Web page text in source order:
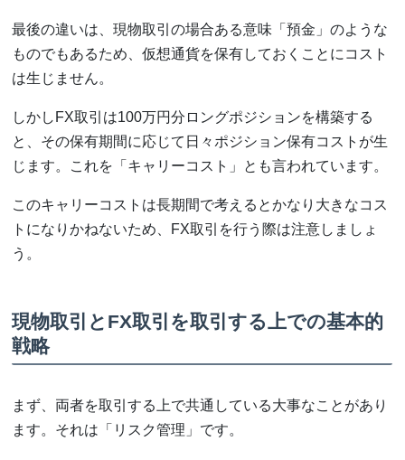
最後の違いは、現物取引の場合ある意味「預金」のような
ものでもあるため、仮想通貨を保有しておくことにコスト
は生じません。
しかしFX取引は100万円分ロングポジションを構築する
と、その保有期間に応じて日々ポジション保有コストが生
じます。これを「キャリーコスト」とも言われています。
このキャリーコストは長期間で考えるとかなり大きなコス
トになりかねないため、FX取引を行う際は注意しましょ
う。
現物取引とFX取引を取引する上での基本的
戦略
まず、両者を取引する上で共通している大事なことがあり
ます。それは「リスク管理」です。